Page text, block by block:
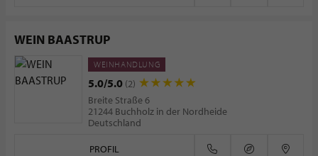
WEIN BAASTRUP
WEINHANDLUNG
5.0/5.0 (2)
Breite Straße 6
21244 Buchholz in der Nordheide
Deutschland
PROFIL